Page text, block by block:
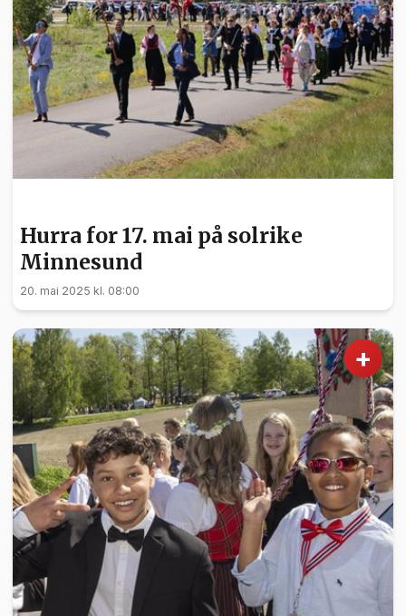
Hurra for 17. mai på solrike
Minnesund
20. mai 2025 kl. 08:00
+